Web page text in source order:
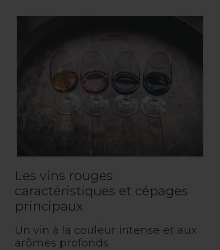
Les vins rouges
caractéristiques et cépages
principaux
Un vin à la couleur intense et aux
arômes profonds